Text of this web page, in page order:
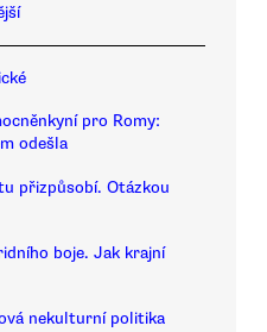
pro Romy:
odešla
přizpůsobí. Otázkou
boje. Jak krajní
nekulturní politika